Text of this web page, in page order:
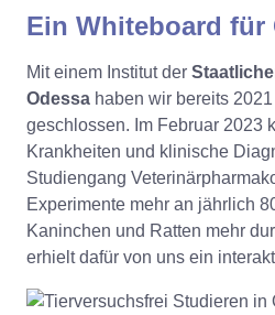
Ein Whiteboard für
Mit einem Institut der
Odessa haben wir bereits
geschlossen. Im Februar 2023
Krankheiten und klinische
Studiengang
Experimente mehr an jährlich
Kaninchen und Ratten mehr
erhielt dafür von uns ein